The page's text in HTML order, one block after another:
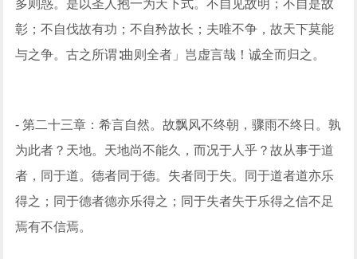
多则惑。是以圣人抱一为天下式。不自见故明；不自是故
彰；不自伐故有功；不自矜故长；夫唯不争，故天下莫能
与之争。古之所谓∶曲则全者」岂虚言哉！诚全而归之。
- 第二十三章：希言自然。故飘风不终朝，骤雨不终日。孰
为此者？天地。天地尚不能久，而况于人乎？故从事于道
者，同于道。德者同于德。失者同于失。同于道者道亦乐
得之；同于德者德亦乐得之；同于失者失于乐得之信不足
焉有不信焉。